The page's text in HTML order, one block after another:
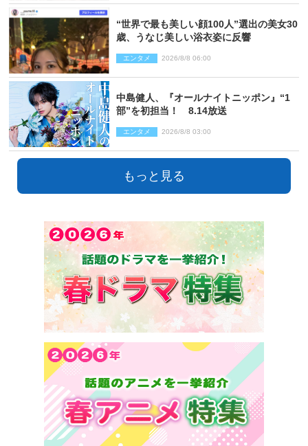
“世界で最も美しい顔100人”選出の美女30
歳、うなじ美しい浴衣姿に反響
エンタメ 2026/8/8 06:00
中島健人、『オールナイトニッポン』“1
部”を初担当！ 8.14放送
エンタメ 2026/8/8 03:00
もっと見る